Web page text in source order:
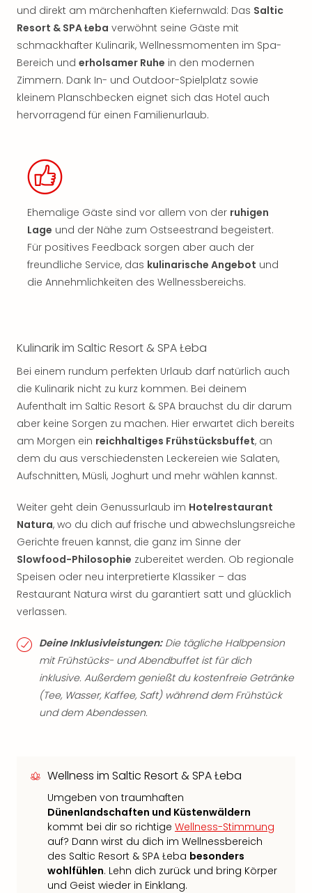
und direkt am märchenhaften Kiefernwald: Das Saltic
Resort & SPA Łeba verwöhnt seine Gäste mit
schmackhafter Kulinarik, Wellnessmomenten im Spa-
Bereich und erholsamer Ruhe in den modernen
Zimmern. Dank In- und Outdoor-Spielplatz sowie
kleinem Planschbecken eignet sich das Hotel auch
hervorragend für einen Familienurlaub.
Ehemalige Gäste sind vor allem von der ruhigen
Lage und der Nähe zum Ostseestrand begeistert.
Für positives Feedback sorgen aber auch der
freundliche Service, das kulinarische Angebot und
die Annehmlichkeiten des Wellnessbereichs.
Kulinarik im Saltic Resort & SPA Łeba
Bei einem rundum perfekten Urlaub darf natürlich auch
die Kulinarik nicht zu kurz kommen. Bei deinem
Aufenthalt im Saltic Resort & SPA brauchst du dir darum
aber keine Sorgen zu machen. Hier erwartet dich bereits
am Morgen ein reichhaltiges Frühstücksbuffet, an
dem du aus verschiedensten Leckereien wie Salaten,
Aufschnitten, Müsli, Joghurt und mehr wählen kannst.
Weiter geht dein Genussurlaub im Hotelrestaurant
Natura, wo du dich auf frische und abwechslungsreiche
Gerichte freuen kannst, die ganz im Sinne der
Slowfood-Philosophie zubereitet werden. Ob regionale
Speisen oder neu interpretierte Klassiker – das
Restaurant Natura wirst du garantiert satt und glücklich
verlassen.
Deine Inklusivleistungen:Die tägliche Halbpension
mit Frühstücks- und Abendbuffet ist für dich
inklusive. Außerdem genießt du kostenfreie Getränke
(Tee, Wasser, Kaffee, Saft) während dem Frühstück
und dem Abendessen.
Wellness im Saltic Resort & SPA Łeba
Umgeben von traumhaften
Dünenlandschaften und Küstenwäldern
kommt bei dir so richtige Wellness-Stimmung
auf? Dann wirst du dich im Wellnessbereich
des Saltic Resort & SPA Łeba besonders
wohlfühlen. Lehn dich zurück und bring Körper
und Geist wieder in Einklang.